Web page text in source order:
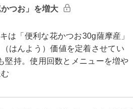
つお」を増大
「便利な花かつお30g薩摩産」
はんよう）価値を定着させてい
堅持。使用回数とメニューを増や